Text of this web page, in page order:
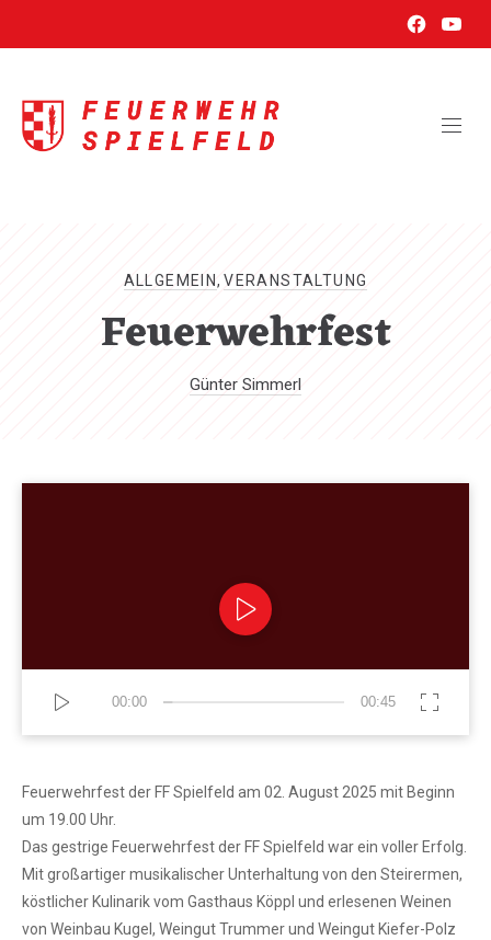
New New
ALLGEMEIN,VERANSTALTUNG
Feuerwehrfest
Günter Simmerl
00:00 00:45
Feuerwehrfest der FF Spielfeld am 02. August 2025 mit Beginn
um 19.00 Uhr.
Das gestrige Feuerwehrfest der FF Spielfeld war ein voller Erfolg.
Mit großartiger musikalischer Unterhaltung von den Steirermen,
köstlicher Kulinarik vom Gasthaus Köppl und erlesenen Weinen
von Weinbau Kugel, Weingut Trummer und Weingut Kiefer-Polz